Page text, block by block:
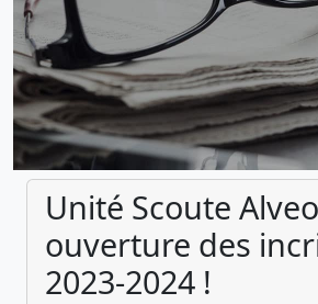
Unité Scoute
ouverture des
2023-2024 !